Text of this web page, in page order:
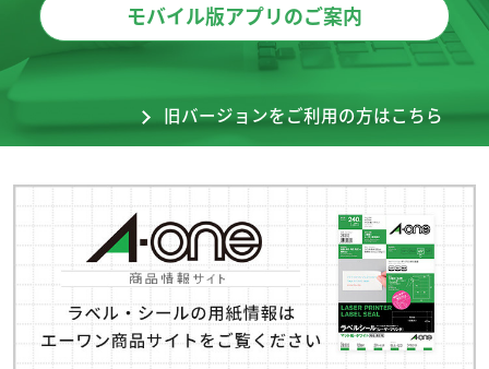
モバイル版アプリのご案内
旧バージョンをご利用の方はこちら